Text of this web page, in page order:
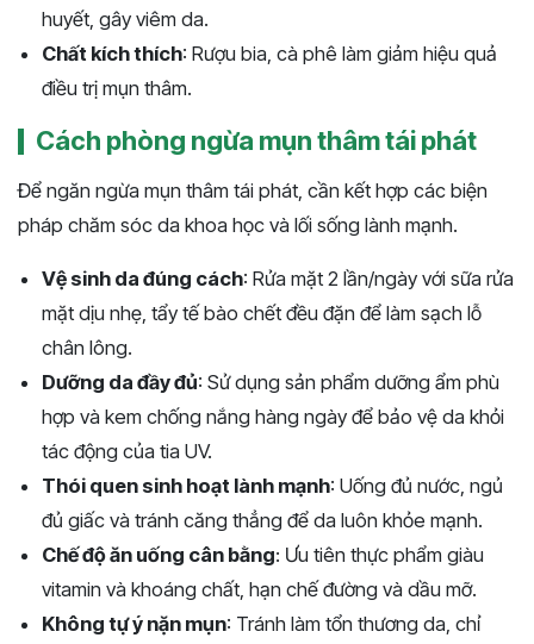
huyết, gây viêm da.
Chất kích thích: Rượu bia, cà phê làm giảm hiệu quả
điều trị mụn thâm.
Cách phòng ngừa mụn thâm tái phát
Để ngăn ngừa mụn thâm tái phát, cần kết hợp các biện
pháp chăm sóc da khoa học và lối sống lành mạnh.
Vệ sinh da đúng cách: Rửa mặt 2 lần/ngày với sữa rửa
mặt dịu nhẹ, tẩy tế bào chết đều đặn để làm sạch lỗ
chân lông.
Dưỡng da đầy đủ: Sử dụng sản phẩm dưỡng ẩm phù
hợp và kem chống nắng hàng ngày để bảo vệ da khỏi
tác động của tia UV.
Thói quen sinh hoạt lành mạnh: Uống đủ nước, ngủ
đủ giấc và tránh căng thẳng để da luôn khỏe mạnh.
Chế độ ăn uống cân bằng: Ưu tiên thực phẩm giàu
vitamin và khoáng chất, hạn chế đường và dầu mỡ.
Không tự ý nặn mụn: Tránh làm tổn thương da, chỉ